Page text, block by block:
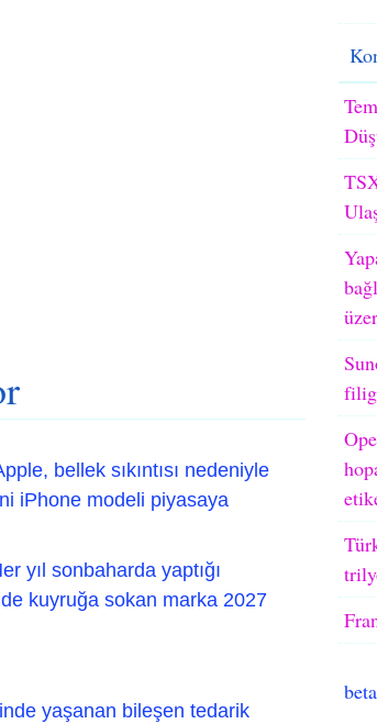
bellek sıkıntısı nedeniyle
iPhone modeli piyasaya
yıl sonbaharda yaptığı
kuyruğa sokan marka 2027
yaşanan bileşen tedarik
beta